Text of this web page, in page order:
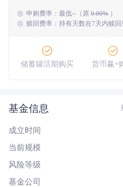
成立以来 0.64%
申购费率： 最低--（原 0.00%）
赎回费率：持有天数在7天内赎回
储蓄罐活期购买 货币赢+
基金信息
成立时间
当前规模
风险等级
基金公司